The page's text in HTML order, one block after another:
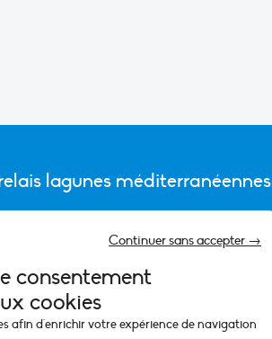
consentement
cookies
afin d'enrichir votre expérience de navigation
Continuer sans accepter →
lagunes méditerranéennes
L’ÉQUIPE DU PÔLE